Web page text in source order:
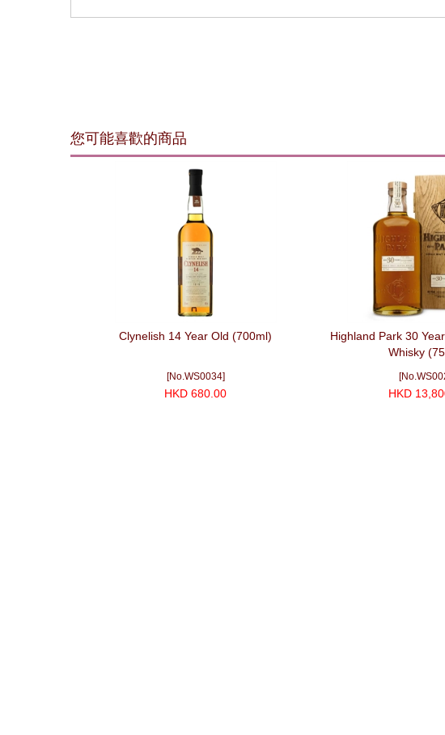
您可能喜歡的商品
Clynelish 14 Year Old (700ml)
[No.WS0034]
HKD 680.00
Highland Park 30
Whisky
HKD